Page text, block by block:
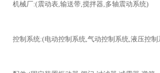
机械厂:(震动表,输送带,搅拌器,多轴震动系统)
控制系统:(电动控制系统,气动控制系统,液压控制